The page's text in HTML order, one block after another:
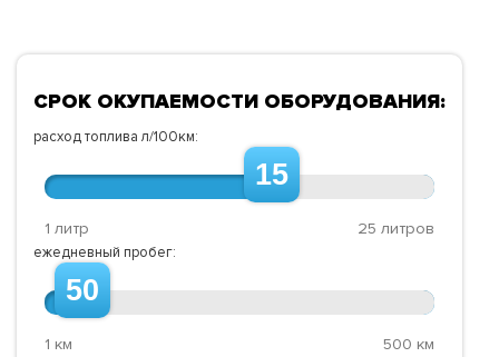
СРОК ОКУПАЕМОСТИ ОБОРУДОВАНИЯ:
расход топлива л/100км:
15
1 литр 25 литров
ежедневный пробег:
50
1 км 500 км